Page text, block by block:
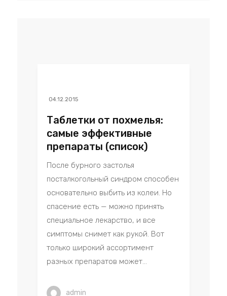
04.12.2015
Таблетки от похмелья:
самые эффективные
препараты (список)
После бурного застолья
посталкогольный синдром способен
основательно выбить из колеи. Но
спасение есть — можно принять
специальное лекарство, и все
симптомы снимет как рукой. Вот
только широкий ассортимент
разных препаратов может...
admin